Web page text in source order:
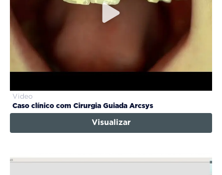
Video
Caso clínico com Cirurgia Guiada Arcsys
Visualizar